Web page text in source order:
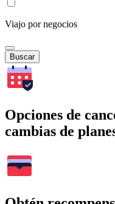
Viajo por negocios
Buscar
Opciones de
cambias de